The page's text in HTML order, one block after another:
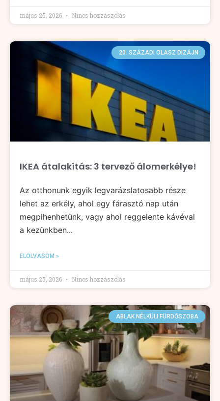
május 25, 2026 Nincs hozzászólás
20. SZÁZADI OLASZ DIZÁJN
IKEA átalakítás: 3 tervező álomerkélye!
Az otthonunk egyik legvarázslatosabb része
lehet az erkély, ahol egy fárasztó nap után
megpihenhetünk, vagy ahol reggelente kávéval
a kezünkben...
ELOLVASOM »
május 25, 2026 Nincs hozzászólás
ABLAK NÉLKÜLI FÜRDŐSZOBA